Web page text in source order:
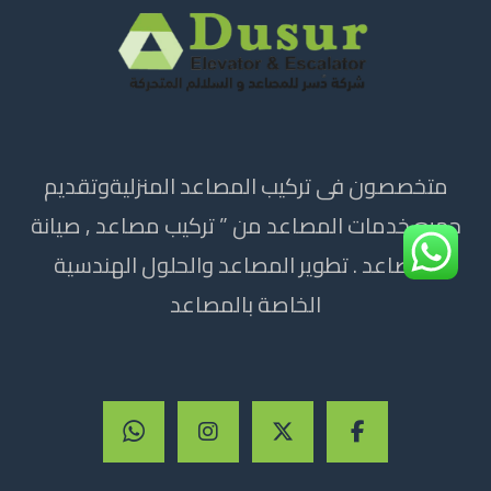
متخصصون فى تركيب المصاعد المنزليةوتقديم
جميع خدمات المصاعد من ” تركيب مصاعد , صيانة
المصاعد . تطوير المصاعد والحلول الهندسية
الخاصة بالمصاعد